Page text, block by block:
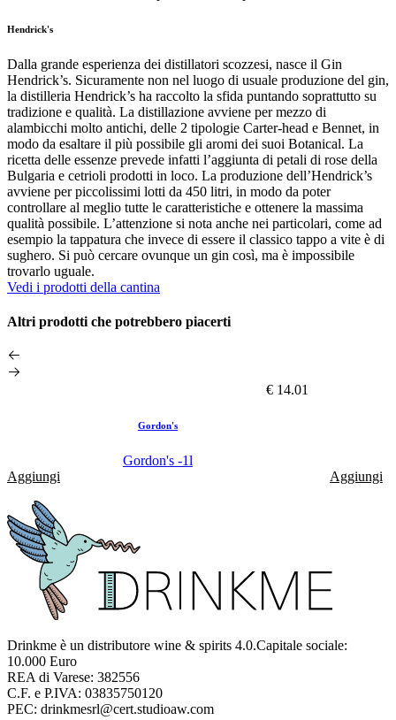
Hendrick's
Dalla grande esperienza dei distillatori scozzesi, nasce il Gin
Hendrick’s. Sicuramente non nel luogo di usuale produzione del gin,
la distilleria Hendrick’s ha raccolto la sfida puntando soprattutto su
tradizione e qualità. La distillazione avviene per mezzo di
alambicchi molto antichi, delle 2 tipologie Carter-head e Bennet, in
modo da esaltare il più possibile gli aromi dei suoi Botanical. La
ricetta delle essenze prevede infatti l’aggiunta di petali di rose della
Bulgaria e cetrioli prodotti in loco. La produzione dell’Hendrick’s
avviene per piccolissimi lotti da 450 litri, in modo da poter
controllare al meglio tutte le caratteristiche e ottenere la massima
qualità possibile. L’attenzione si nota anche nei particolari, come ad
esempio la tappatura che invece di essere il classico tappo a vite è di
sughero. Si può cercare ovunque un gin così, ma è impossibile
trovarlo uguale.
Vedi i prodotti della cantina
Altri prodotti che potrebbero piacerti
€ 14.01
Gordon's
Gordon's -1l
Aggiungi
Aggiungi
Drinkme è un distributore wine & spirits 4.0.Capitale sociale:
10.000 Euro
REA di Varese: 382556
C.F. e P.IVA: 03835750120
PEC: drinkmesrl@cert.studioaw.com